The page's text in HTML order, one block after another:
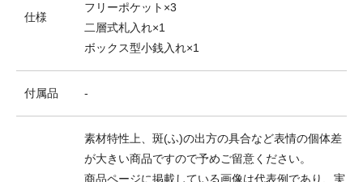
仕様
フリーポケット×3
二層式札入れ×1
ボックス型小銭入れ×1
付属品 -
素材特性上、斑(ふ)の出方の具合など表情の個体差
が大きい商品ですので予めご留意ください。
商品ページに掲載している画像は代表例であり、実